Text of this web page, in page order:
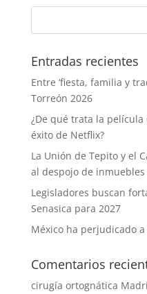
Entradas recientes
Entre ‘fiesta, familia y
Torreón 2026
¿De qué trata la
éxito de Netflix?
La Unión de Tepito y el
al despojo de inmuebles
Legisladores buscan
Senasica para 2027
México ha perjudicado
Comentarios
cirugía ortognática